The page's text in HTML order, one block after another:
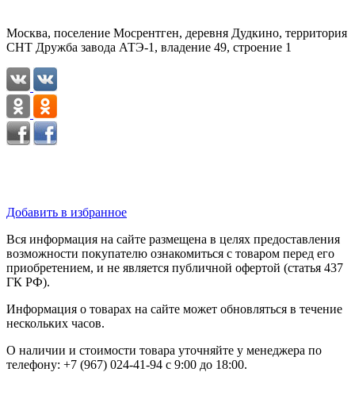
Москва, поселение Мосрентген, деревня Дудкино, территория
СНТ Дружба завода АТЭ-1, владение 49, строение 1
Добавить в избранное
Вся информация на сайте размещена в целях предоставления
возможности покупателю ознакомиться с товаром перед его
приобретением, и не является публичной офертой (статья 437
ГК РФ).
Информация о товарах на сайте может обновляться в течение
нескольких часов.
О наличии и стоимости товара уточняйте у менеджера по
телефону: +7 (967) 024-41-94 с 9:00 до 18:00.